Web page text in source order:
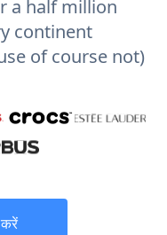
a half million
continent
of course not)
करें